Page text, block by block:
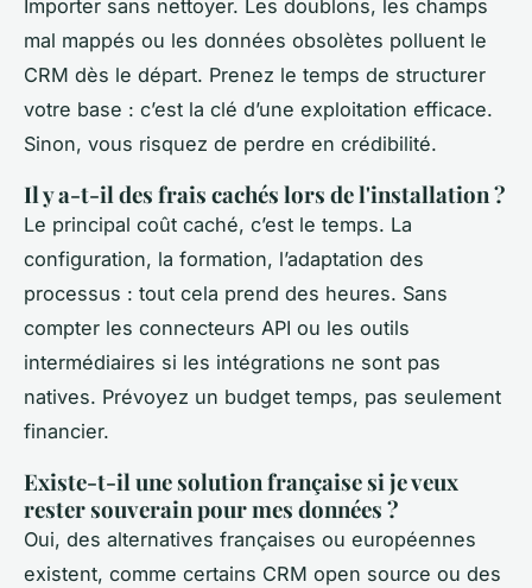
Importer sans nettoyer. Les doublons, les champs
mal mappés ou les données obsolètes polluent le
CRM dès le départ. Prenez le temps de structurer
votre base : c’est la clé d’une exploitation efficace.
Sinon, vous risquez de perdre en crédibilité.
Il y a-t-il des frais cachés lors de l'installation ?
Le principal coût caché, c’est le temps. La
configuration, la formation, l’adaptation des
processus : tout cela prend des heures. Sans
compter les connecteurs API ou les outils
intermédiaires si les intégrations ne sont pas
natives. Prévoyez un budget temps, pas seulement
financier.
Existe-t-il une solution française si je veux
rester souverain pour mes données ?
Oui, des alternatives françaises ou européennes
existent, comme certains CRM open source ou des